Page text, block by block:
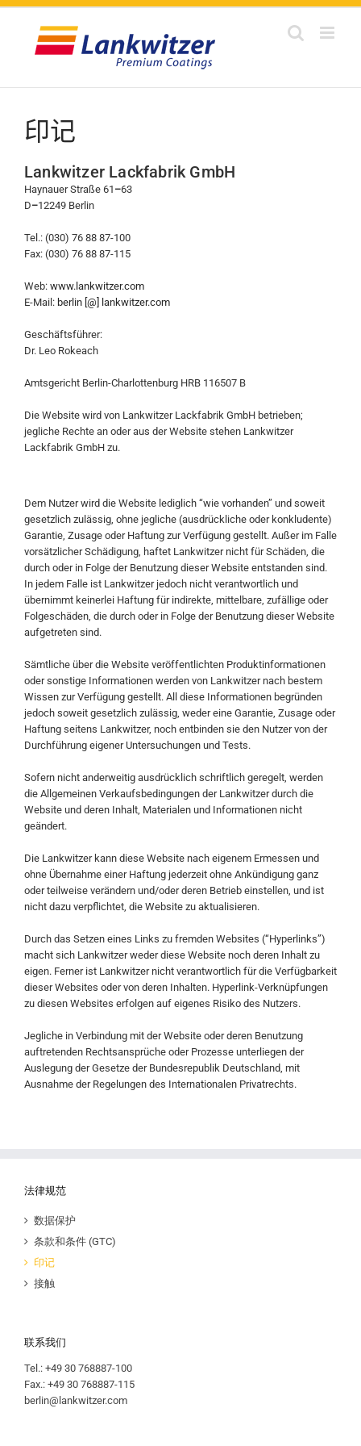
Skip
印记
Lankwitzer Lackfabrik GmbH
Haynauer Straße 61 –63
D–12249 Berlin
Tel.: (030) 76 88 87-100
Fax: (030) 76 88 87-115
Web: www.lankwitzer.com
E-Mail: berlin [@] lankwitzer.com
Geschäftsführer:
Dr. Leo Rokeach
Amtsgericht Berlin-Charlottenburg HRB 116507 B
Die Website wird von Lankwitzer Lackfabrik GmbH betrieben;
jegliche Rechte an oder aus der Website stehen Lankwitzer
Lackfabrik GmbH zu.
Dem Nutzer wird die Website lediglich “wie vorhanden” und soweit
gesetzlich zulässig, ohne jegliche (ausdrückliche oder konkludente)
Garantie, Zusage oder Haftung zur Verfügung gestellt. Außer im Falle
vorsätzlicher Schädigung, haftet Lankwitzer nicht für Schäden, die
durch oder in Folge der Benutzung dieser Website entstanden sind.
In jedem Falle ist Lankwitzer jedoch nicht verantwortlich und
übernimmt keinerlei Haftung für indirekte, mittelbare, zufällige oder
Folgeschäden, die durch oder in Folge der Benutzung dieser Website
aufgetreten sind.
Sämtliche über die Website veröffentlichten Produktinformationen
oder sonstige Informationen werden von Lankwitzer nach bestem
Wissen zur Verfügung gestellt. All diese Informationen begründen
jedoch soweit gesetzlich zulässig, weder eine Garantie, Zusage oder
Haftung seitens Lankwitzer, noch entbinden sie den Nutzer von der
Durchführung eigener Untersuchungen und Tests.
Sofern nicht anderweitig ausdrücklich schriftlich geregelt, werden
die Allgemeinen Verkaufsbedingungen der Lankwitzer durch die
Website und deren Inhalt, Materialen und Informationen nicht
geändert.
Die Lankwitzer kann diese Website nach eigenem Ermessen und
ohne Übernahme einer Haftung jederzeit ohne Ankündigung ganz
oder teilweise verändern und/oder deren Betrieb einstellen, und ist
nicht dazu verpflichtet, die Website zu aktualisieren.
Durch das Setzen eines Links zu fremden Websites (“Hyperlinks”)
macht sich Lankwitzer weder diese Website noch deren Inhalt zu
eigen. Ferner ist Lankwitzer nicht verantwortlich für die Verfügbarkeit
dieser Websites oder von deren Inhalten. Hyperlink-Verknüpfungen
zu diesen Websites erfolgen auf eigenes Risiko des Nutzers.
Jegliche in Verbindung mit der Website oder deren Benutzung
auftretenden Rechtsansprüche oder Prozesse unterliegen der
Auslegung der Gesetze der Bundesrepublik Deutschland, mit
Ausnahme der Regelungen des Internationalen Privatrechts.
法律规范
数据保护
条款和条件 (GTC)
印记
接触
联系我们
Tel.: +49 30 768887-100
Fax.: +49 30 768887-115
berlin@lankwitzer.com